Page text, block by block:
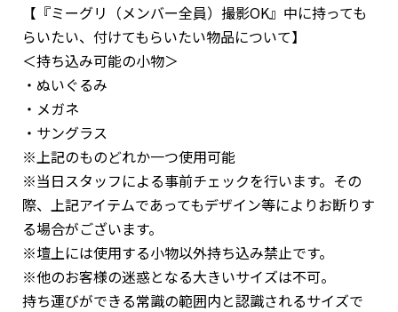
【『ミーグリ（メンバー全員）撮影OK』中に持っても
らいたい、付けてもらいたい物品について】
＜持ち込み可能の小物＞
・ぬいぐるみ
・メガネ
・サングラス
※上記のものどれか一つ使用可能
※当日スタッフによる事前チェックを行います。その
際、上記アイテムであってもデザイン等によりお断りす
る場合がございます。
※壇上には使用する小物以外持ち込み禁止です。
※他のお客様の迷惑となる大きいサイズは不可。
持ち運びができる常識の範囲内と認識されるサイズで